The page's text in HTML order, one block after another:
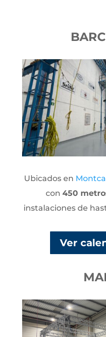
Ubicados en
con450
instalaciones de
Ver